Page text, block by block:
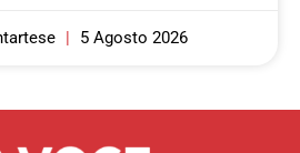
5 Agosto 2026